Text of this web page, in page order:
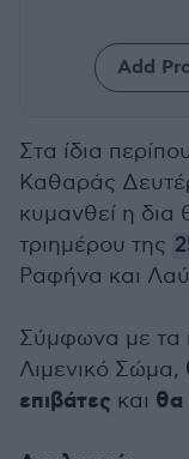
Add
Στα ίδια
Καθαράς
κυμανθεί η
τριημέρου της
Ραφήνα και
Σύμφωνα με τα
Λιμενικό Σώμα,
επιβάτες και θα